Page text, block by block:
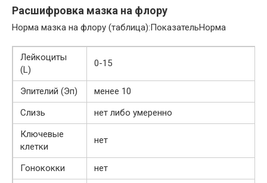
Расшифровка мазка на флору
Норма мазка на флору (таблица):ПоказательНорма
Лейкоциты
(L)
0-15
Эпителий (Эп)
менее 10
Слизь
нет либо умеренно
Ключевые
клетки
нет
Гонококки
нет